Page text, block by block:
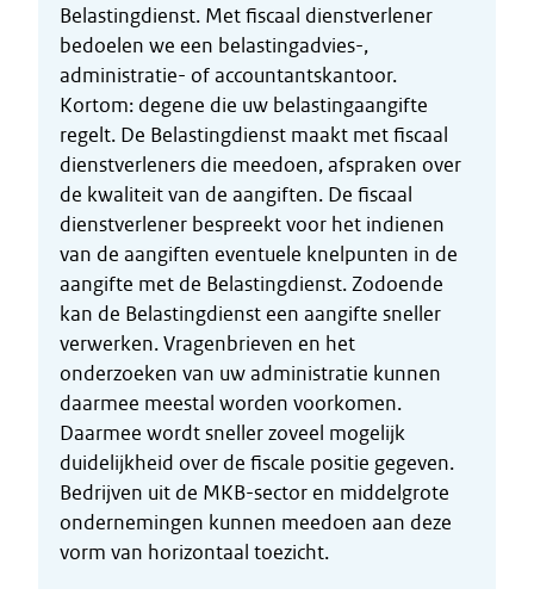
Belastingdienst. Met fiscaal dienstverlener
bedoelen we een belastingadvies-,
administratie- of accountantskantoor.
Kortom: degene die uw belastingaangifte
regelt. De Belastingdienst maakt met fiscaal
dienstverleners die meedoen, afspraken over
de kwaliteit van de aangiften. De fiscaal
dienstverlener bespreekt voor het indienen
van de aangiften eventuele knelpunten in de
aangifte met de Belastingdienst. Zodoende
kan de Belastingdienst een aangifte sneller
verwerken. Vragenbrieven en het
onderzoeken van uw administratie kunnen
daarmee meestal worden voorkomen.
Daarmee wordt sneller zoveel mogelijk
duidelijkheid over de fiscale positie gegeven.
Bedrijven uit de MKB-sector en middelgrote
ondernemingen kunnen meedoen aan deze
vorm van horizontaal toezicht.